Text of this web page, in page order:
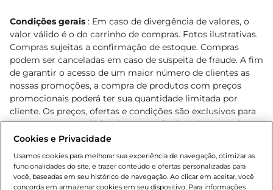
Condições gerais : Em caso de divergência de valores, o
valor válido é o do carrinho de compras. Fotos ilustrativas.
Compras sujeitas a confirmação de estoque. Compras
podem ser canceladas em caso de suspeita de fraude. A fim
de garantir o acesso de um maior número de clientes as
nossas promoções, a compra de produtos com preços
promocionais poderá ter sua quantidade limitada por
cliente. Os preços, ofertas e condições são exclusivos para
o e-commerce e válidos durante o dia de hoje, podendo
sofrer alterações sem prévia notificação. Proibida a venda
Lei n.º 8069/90, art. 81, inciso II (Estatuto da Criança e do
Adolescente). Preços e condições exclusivos para o
Cookies e Privacidade
Usamos cookies para melhorar sua experiência de navegação, otimizar as
funcionalidades do site, e trazer conteúdo e ofertas personalizadas para
você, baseadas em seu histórico de navegação. Ao clicar em aceitar, você
concorda em armazenar cookies em seu dispositivo. Para informações